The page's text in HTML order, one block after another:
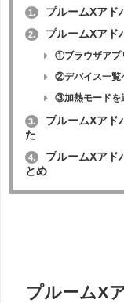
1. プルームXアド
2. プルームXアド
①ブラウザアプ
②デバイス一覧
③加熱モードを
3.
プルームXアド
た
4.
プルームXアド
とめ
プルームX